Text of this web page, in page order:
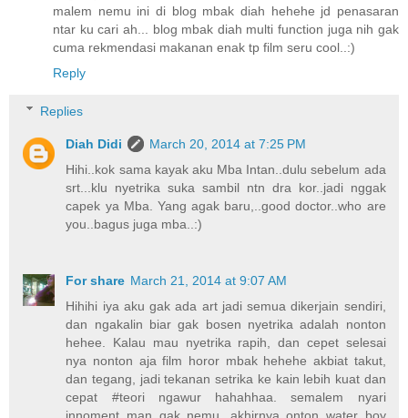
malem nemu ini di blog mbak diah hehehe jd penasaran
ntar ku cari ah... blog mbak diah multi function juga nih gak
cuma rekmendasi makanan enak tp film seru cool..:)
Reply
Replies
Diah Didi
March 20, 2014 at 7:25 PM
Hihi..kok sama kayak aku Mba Intan..dulu sebelum ada
srt...klu nyetrika suka sambil ntn dra kor..jadi nggak
capek ya Mba. Yang agak baru,..good doctor..who are
you..bagus juga mba..:)
For share March 21, 2014 at 9:07 AM
Hihihi iya aku gak ada art jadi semua dikerjain sendiri,
dan ngakalin biar gak bosen nyetrika adalah nonton
hehee. Kalau mau nyetrika rapih, dan cepet selesai
nya nonton aja film horor mbak hehehe akbiat takut,
dan tegang, jadi tekanan setrika ke kain lebih kuat dan
cepat #teori ngawur hahahhaa. semalem nyari
innoment man gak nemu, akhirnya onton water boy